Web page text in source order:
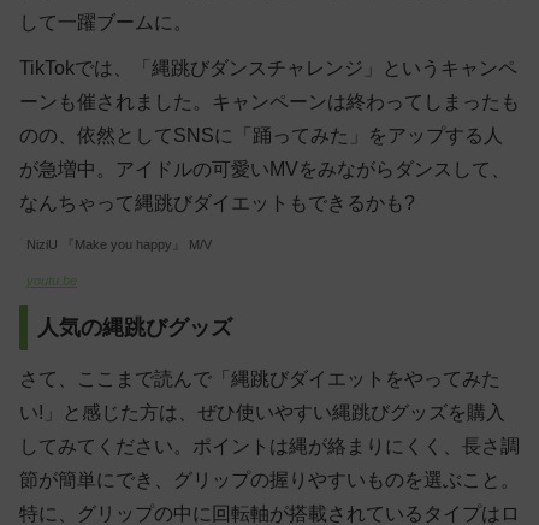
して一躍ブームに。
TikTokでは、「縄跳びダンスチャレンジ」というキャンペ
ーンも催されました。キャンペーンは終わってしまったも
のの、依然としてSNSに「踊ってみた」をアップする人
が急増中。アイドルの可愛いMVをみながらダンスして、
なんちゃって縄跳びダイエットもできるかも?
NiziU 『Make you happy』 M/V
youtu.be
人気の縄跳びグッズ
さて、ここまで読んで「縄跳びダイエットをやってみた
い!」と感じた方は、ぜひ使いやすい縄跳びグッズを購入
してみてください。ポイントは縄が絡まりにくく、長さ調
節が簡単にでき、グリップの握りやすいものを選ぶこと。
特に、グリップの中に回転軸が搭載されているタイプはロ